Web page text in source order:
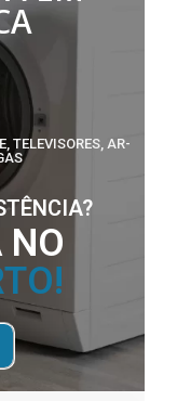
TELEVISORES, AR-
NO